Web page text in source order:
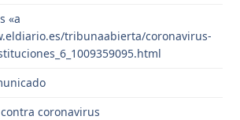
«a
tribunaabierta/coronavirus-
coronavirus